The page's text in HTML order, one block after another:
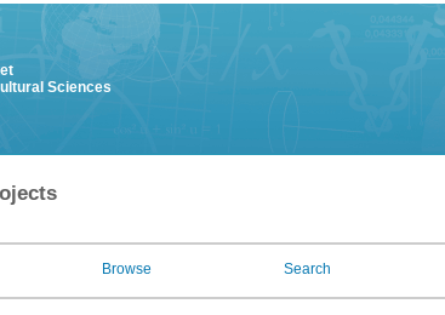
Sciences
Browse Search